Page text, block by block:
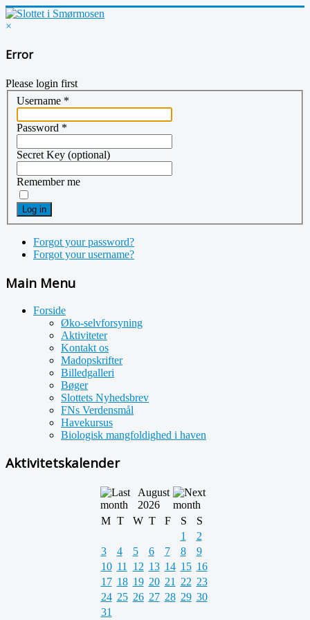
×
Error
Please login first
Username *
Password *
Secret Key (optional)
Remember me
Log in
Forgot your password?
Forgot your username?
Main Menu
Forside
Øko-selvforsyning
Aktiviteter
Kontakt os
Madopskrifter
Billedgalleri
Bøger
Slottets Nyhedsbrev
FNs Verdensmål
Havekursus
Biologisk mangfoldighed i haven
Aktivitetskalender
August
2026
M T W T F S
S
1
2
3
4 5 6 7 8
9
10 11 12 13 14 15 16
17 18 19 20 21 22 23
24 25 26 27 28 29 30
31